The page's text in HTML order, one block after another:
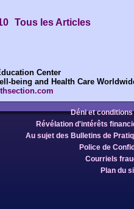
Tous les Articles
Center
being and Health Care
Déni et
Révélation d'intérêts
Au sujet des Bulletins de
Police de
Courriels
Plan du